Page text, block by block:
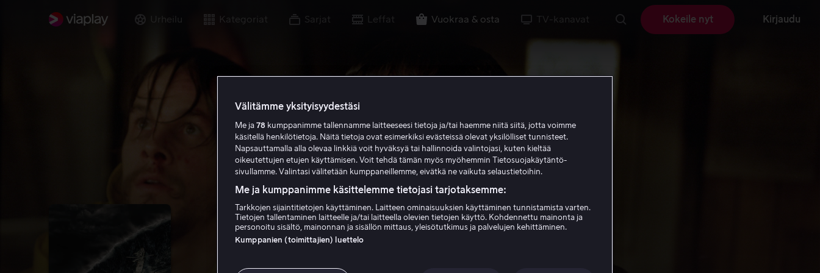
Urheilu Kategoriat Sarjat Leffat Vuokraa & osta TV-kanavat Kokeile nyt Kirjaudu
Välitämme yksityisyydestäsi
Me ja 78 kumppanimme tallennamme laitteeseesi tietoja ja/tai haemme niitä siitä, jotta voimme
käsitellä henkilötietoja. Näitä tietoja ovat esimerkiksi evästeissä olevat yksilölliset tunnisteet.
Napsauttamalla alla olevaa linkkiä voit hyväksyä tai hallinnoida valintojasi, kuten kieltää
oikeutettujen etujen käyttämisen. Voit tehdä tämän myös myöhemmin Tietosuojakäytäntö-
sivullamme. Valintasi välitetään kumppaneillemme, eivätkä ne vaikuta selaustietoihin.
Me ja kumppanimme käsittelemme tietojasi tarjotaksemme:
Tarkkojen sijaintitietojen käyttäminen. Laitteen ominaisuuksien käyttäminen tunnistamista varten.
Tietojen tallentaminen laitteelle ja/tai laitteella olevien tietojen käyttö. Kohdennettu mainonta ja
personoitu sisältö, mainonnan ja sisällön mittaus, yleisötutkimus ja palvelujen kehittäminen.
Kumppanien (toimittajien) luettelo